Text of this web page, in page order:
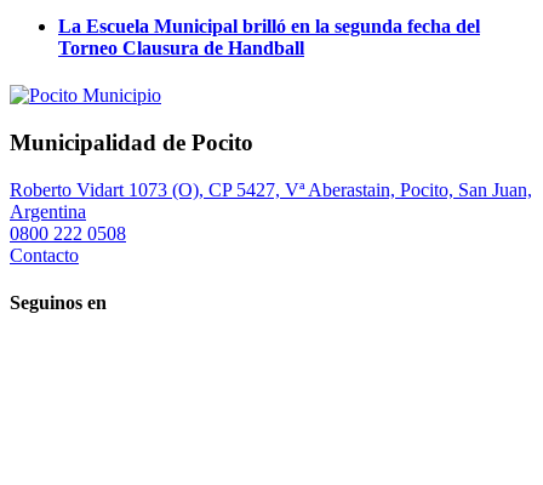
La Escuela Municipal brilló en la segunda fecha del
Torneo Clausura de Handball
Municipalidad de Pocito
Roberto Vidart 1073 (O), CP 5427, Vª Aberastain, Pocito, San Juan,
Argentina
0800 222 0508
Contacto
Seguinos en